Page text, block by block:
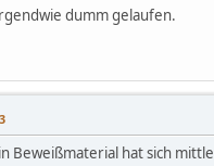
dumm gelaufen.
Beweißmaterial hat sich